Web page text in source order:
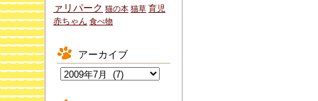
ァリパーク 猫の本 猫草 育児
赤ちゃん 食べ物
アーカイブ